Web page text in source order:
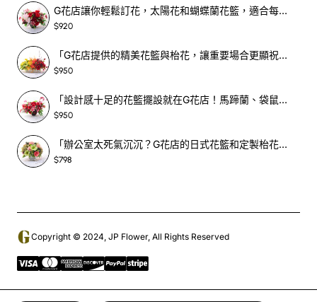
G花店讓你輕鬆訂花，太陽花和蝴蝶蘭花籃，適合每個重要時刻！-SF390
$920
「G花店提供的精美花籃與枱花，讓重要場合更顯祝賀與喜悅，適合各種用場！」-SF398
$950
「設計感十足的花籃擺設就在G花店！馬蹄蘭、袋鼠爪、罌粟花，為你的重大場合增光添彩！」-SF209
$950
「辦公室太死氣沉沉？G花店的日式花籃和定製枱花，為你帶來新鮮感！」-SF465
$798
Copyright © 2024, JP Flower, All Rights Reserved